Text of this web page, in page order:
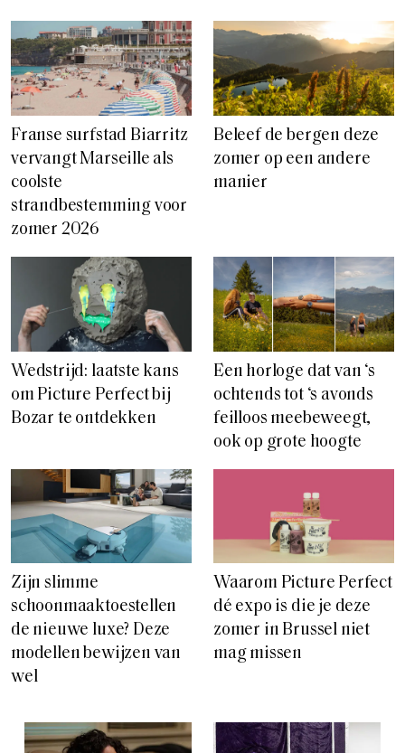
Franse surfstad Biarritz
vervangt Marseille als
coolste
strandbestemming voor
zomer 2026
Beleef de bergen deze
zomer op een andere
manier
Wedstrijd: laatste kans
om Picture Perfect bij
Bozar te ontdekken
Een horloge dat van ‘s
ochtends tot ‘s avonds
feilloos meebeweegt,
ook op grote hoogte
Zijn slimme
schoonmaaktoestellen
de nieuwe luxe? Deze
modellen bewijzen van
wel
Waarom Picture Perfect
dé expo is die je deze
zomer in Brussel niet
mag missen